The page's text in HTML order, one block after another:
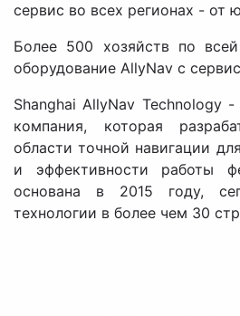
сервис во всех регионах - от
Более 500 хозяйств по
оборудование AllyNav с
Shanghai AllyNav Technology
компания, которая
области точной навигации
и эффективности работы
основана в 2015 году,
технологии в более чем 30